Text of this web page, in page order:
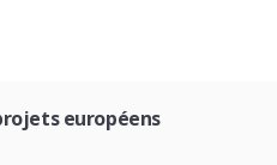
européens